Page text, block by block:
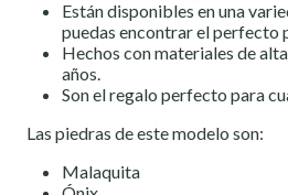
Están disponibles en una
puedas encontrar el perfecto
Hechos con materiales de
años.
Son el regalo perfecto para
Las piedras de este modelo son:
Malaquita